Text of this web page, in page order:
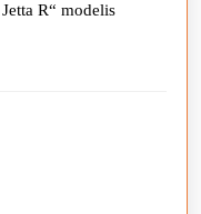
R“ modelis